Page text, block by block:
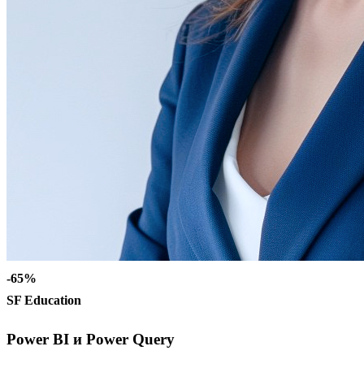
-65%
SF Education
Power BI и Power Query